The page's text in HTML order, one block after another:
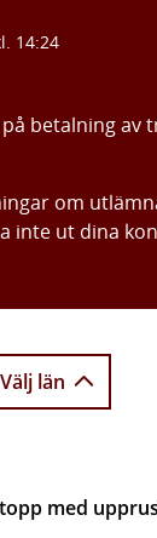
14:24
betalning
om
inte ut dina
Välj län
med